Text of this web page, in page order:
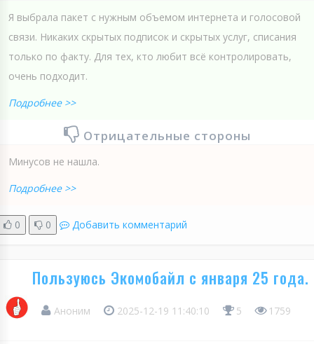
Я выбрала пакет с нужным объемом интернета и голосовой
связи. Никаких скрытых подписок и скрытых услуг, списания
только по факту. Для тех, кто любит всё контролировать,
очень подходит.
Подробнее >>
Отрицательные стороны
Минусов не нашла.
Подробнее >>
0 0 Добавить комментарий
Пользуюсь Экомобайл с января 25 года.
Аноним 2025-12-19 11:40:10 5 1759